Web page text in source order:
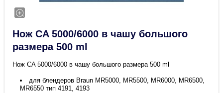
Нож CA 5000/6000 в чашу большого
размера 500 ml
Нож CA 5000/6000 в чашу большого размера 500 ml
для блендеров Braun MR5000, MR5500, MR6000, MR6500,
MR6550 тип 4191, 4193